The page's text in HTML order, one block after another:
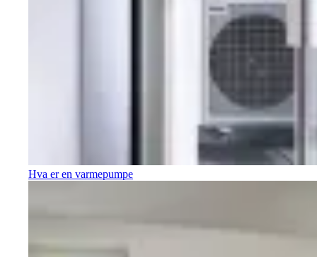
Hva er en varmepumpe